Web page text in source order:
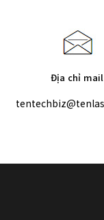
Địa chỉ mail